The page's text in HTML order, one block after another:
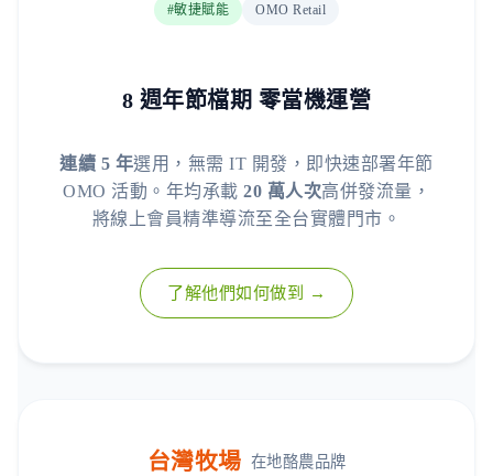
#敏捷賦能 OMO Retail
8 週年節檔期 零當機運營
連續 5 年選用，無需 IT 開發，即快速部署年節
OMO 活動。年均承載 20 萬人次高併發流量，
將線上會員精準導流至全台實體門市。
了解他們如何做到 →
台灣牧場 在地酪農品牌